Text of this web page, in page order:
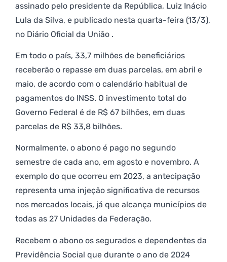
assinado pelo presidente da República, Luiz Inácio
Lula da Silva, e publicado nesta quarta-feira (13/3),
no Diário Oficial da União .
Em todo o país, 33,7 milhões de beneficiários
receberão o repasse em duas parcelas, em abril e
maio, de acordo com o calendário habitual de
pagamentos do INSS. O investimento total do
Governo Federal é de R$ 67 bilhões, em duas
parcelas de R$ 33,8 bilhões.
Normalmente, o abono é pago no segundo
semestre de cada ano, em agosto e novembro. A
exemplo do que ocorreu em 2023, a antecipação
representa uma injeção significativa de recursos
nos mercados locais, já que alcança municípios de
todas as 27 Unidades da Federação.
Recebem o abono os segurados e dependentes da
Previdência Social que durante o ano de 2024